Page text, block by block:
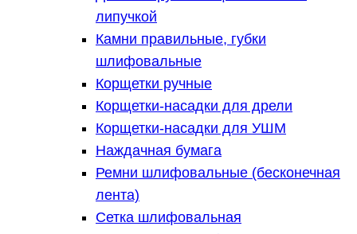
липучкой
Камни правильные, губки
шлифовальные
Корщетки ручные
Корщетки-насадки для дрели
Корщетки-насадки для УШМ
Наждачная бумага
Ремни шлифовальные (бесконечная
лента)
Сетка шлифовальная